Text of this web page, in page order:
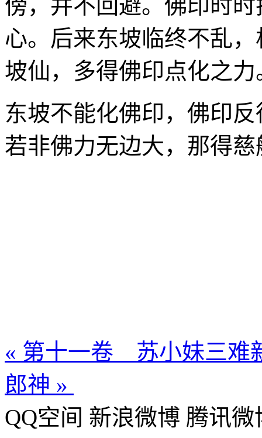
傍，并不回避。佛印时
心。后来东坡临终不乱
坡仙，多得佛印点化之
东坡不能化佛印，佛印
若非佛力无边大，那得
« 第十一卷 苏小妹三难
郎神 »
QQ空间 新浪微博 腾讯微